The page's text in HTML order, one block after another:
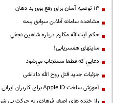
13 توصیه آسان برای رفع بوی بد دهان
مشاهده سامانه آنلاين سوابق بیمه
حكم آيت‌الله مكارم درباره شاهين نجفي
سایتهای همسریابی!
دعايي كه قطعا مستجاب مي‌شود
جزئیات جدید قتل روح الله داداشی
آموزش ساخت Apple ID برای کاربران ایرانی
راز خنده های اصغر فرهادی به حرکت بی